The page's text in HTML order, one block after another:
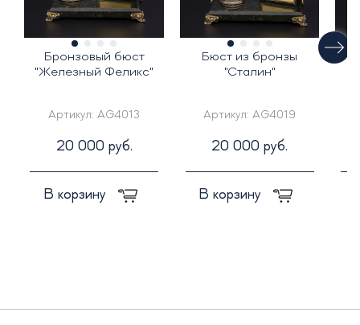
Бронзовый бюст
"Железный Феликс"
Артикул: AG4013
20 000 руб.
В корзину
Бюст из бронзы
"Сталин"
Артикул: AG4019
20 000 руб.
В корзину